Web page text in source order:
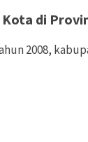
di
2008,